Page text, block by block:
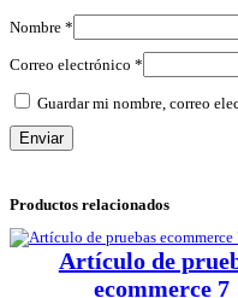
Nombre *
Correo electrónico *
Guardar mi nombre, correo
Productos relacionados
Artículo de
ecommerce 7